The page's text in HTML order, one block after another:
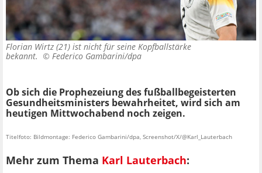
Florian Wirtz (21) ist nicht für seine Kopfballstärke
bekannt. © Federico Gambarini/dpa
Ob sich die Prophezeiung des fußballbegeisterten
Gesundheitsministers bewahrheitet, wird sich am
heutigen Mittwochabend noch zeigen.
Titelfoto: Bildmontage: Federico Gambarini/dpa, Screenshot/X/@Karl_Lauterbach
Mehr zum Thema Karl Lauterbach: